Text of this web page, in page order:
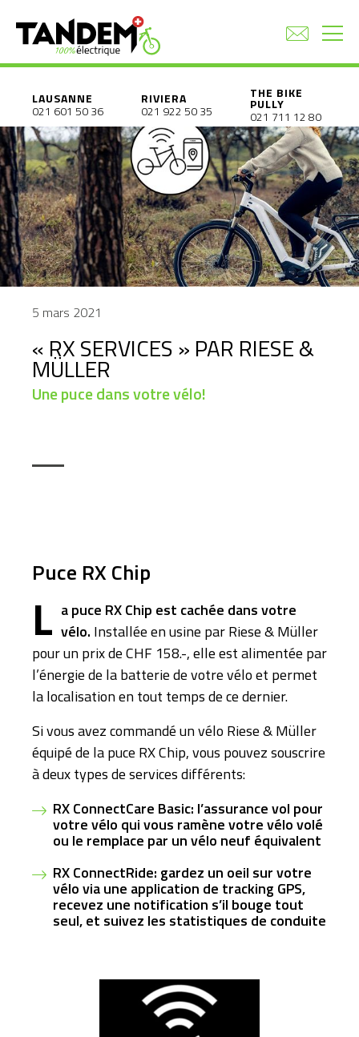
LAUSANNE
021 601 50 36
RIVIERA
021 922 50 35
THE BIKE
PULLY
021 711 12 80
5 mars 2021
« RX SERVICES » PAR RIESE &
MÜLLER
Une puce dans votre vélo!
Puce RX Chip
L a puce RX Chip est cachée dans votre
vélo. Installée en usine par Riese & Müller
pour un prix de CHF 158.-, elle est alimentée par
l’énergie de la batterie de votre vélo et permet
la localisation en tout temps de ce dernier.
Si vous avez commandé un vélo Riese & Müller
équipé de la puce RX Chip, vous pouvez souscrire
à deux types de services différents:
RX ConnectCare Basic: l’assurance vol pour
votre vélo qui vous ramène votre vélo volé
ou le remplace par un vélo neuf équivalent
RX ConnectRide: gardez un oeil sur votre
vélo via une application de tracking GPS,
recevez une notification s’il bouge tout
seul, et suivez les statistiques de conduite